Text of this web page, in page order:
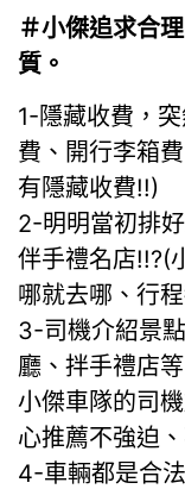
＃小傑追求合
質。
1-隱藏收費，
費、開行李箱
有隱藏收費!!)
2-明明當初排
伴手禮名店!!?(
哪就去哪、行
3-司機介紹景
廳、拌手禮店
小傑車隊的司
心推薦不強迫
4-車輛都是合